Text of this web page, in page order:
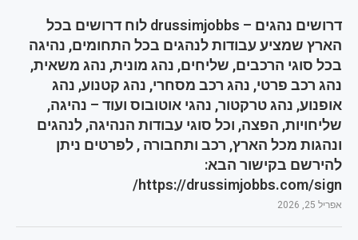
דרושים נהגים – drussimjobbs לוח דרושים בכל
הארץ שמציע עבודות לנהגים בכל התחומים, נהיגה
בכל סוגי הרכבים, שליחים, נהג מונית, נהג משאית,
נהג רכב פרטי, נהג רכב מסחרי, נהג קטנוע, נהג
אופנוע, נהג טרקטור, נהגי אוטובוס ועוד – נהיגה,
שליחויות, הפצה, וכל סוגי עבודות הנהיגה, לנהגים
ונהגות מכל הארץ, רכב ותחבורה , לפרטים ניתן
להירשם בקישור הבא:
https://drussimjobbs.com/sign/
אפריל 25, 2026